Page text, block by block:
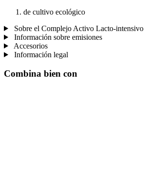
de cultivo ecológico
Sobre el Complejo Activo Lacto-intensivo
Información sobre emisiones
Accesorios
Información legal
Combina bien con